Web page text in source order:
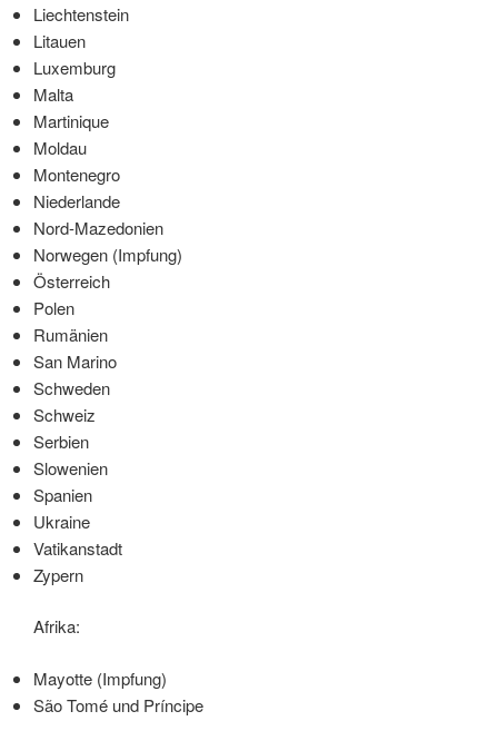
Liechtenstein
Litauen
Luxemburg
Malta
Martinique
Moldau
Montenegro
Niederlande
Nord-Mazedonien
Norwegen (Impfung)
Österreich
Polen
Rumänien
San Marino
Schweden
Schweiz
Serbien
Slowenien
Spanien
Ukraine
Vatikanstadt
Zypern
Afrika:
Mayotte (Impfung)
São Tomé und Príncipe